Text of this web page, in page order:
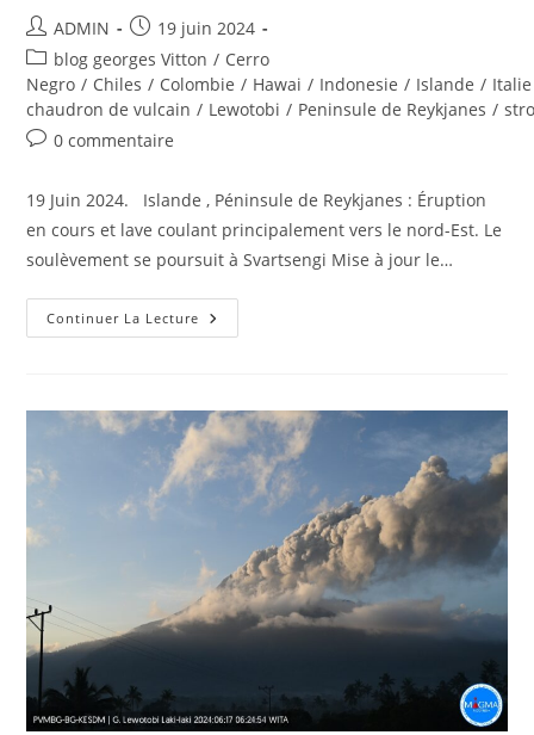
Colombia
:
Chiles
/
Cerro
Negro
,
Auteur/autrice
de
la
publication :
ADMIN
Publication
publiée :
19 juin 2024
Post
category:
blog georges Vitton / Cerro
Negro / Chiles / Colombie / Hawai / Indonesie / Islande / Italie
chaudron de vulcain / Lewotobi / Peninsule de Reykjanes /
Commentaires
la
publication :
0 commentaire
19 Juin 2024. Islande , Péninsule de Reykjanes : Éruption
en cours et lave coulant principalement vers le nord-Est. Le
soulèvement se poursuit à Svartsengi Mise à jour le…
Continuer La Lecture 19
Juin
Péninsule
De
Reykjanes
,
Italie
Indonésie
:
Lewotobi
Laki-
Laki
,
/
Cerro